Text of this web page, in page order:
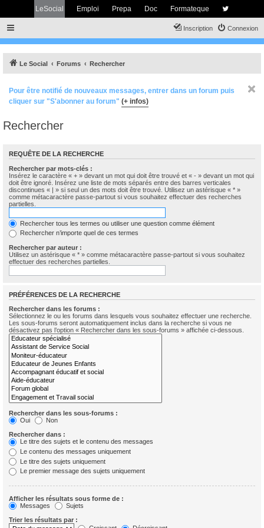
LeSocial Emploi Prepa Doc Formateque
Connexion
Inscription
Le Social Forums Rechercher
Pour être notifié de nouveaux messages, entrer dans un forum puis
cliquer sur "S'abonner au forum" (+ infos)
Rechercher
REQUÊTE DE LA RECHERCHE
Rechercher par mots-clés :
Insérez le caractère « + » devant un mot qui doit être trouvé et « - » devant un mot qui
doit être ignoré. Insérez une liste de mots séparés entre des barres verticales
discontinues « | » si seul un des mots doit être trouvé. Utilisez un astérisque « * »
comme métacaractère passe-partout si vous souhaitez effectuer des recherches
partielles.
Rechercher tous les termes ou utiliser une question comme élément
Rechercher n’importe quel de ces termes
Rechercher par auteur :
Utilisez un astérisque « * » comme métacaractère passe-partout si vous souhaitez
effectuer des recherches partielles.
PRÉFÉRENCES DE LA RECHERCHE
Rechercher dans les forums :
Sélectionnez le ou les forums dans lesquels vous souhaitez effectuer une recherche.
Les sous-forums seront automatiquement inclus dans la recherche si vous ne
désactivez pas l’option « Rechercher dans les sous-forums » affichée ci-dessous.
Rechercher dans les sous-forums :
Oui
Non
Rechercher dans :
Le titre des sujets et le contenu des messages
Le contenu des messages uniquement
Le titre des sujets uniquement
Le premier message des sujets uniquement
Afficher les résultats sous forme de :
Messages
Sujets
Trier les résultats par :